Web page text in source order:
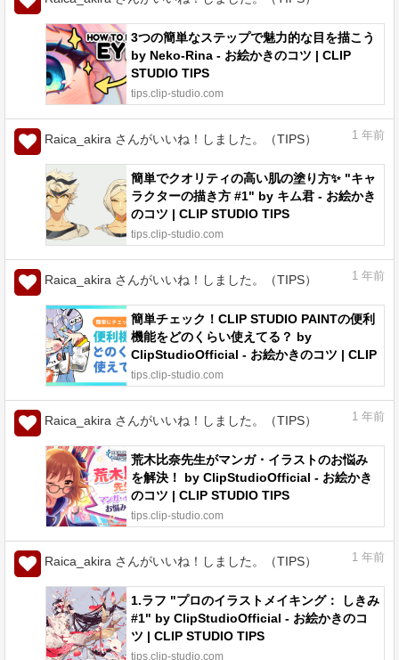
3つの簡単なステップで魅力的な目を描こう
by Neko-Rina - お絵かきのコツ | CLIP
STUDIO TIPS
tips.clip-studio.com
Raica_akira さんがいいね！しました。（TIPS） 1 年前
簡単でクオリティの高い肌の塗り方✨ "キャ
ラクターの描き方 #1" by キム君 - お絵かき
のコツ | CLIP STUDIO TIPS
tips.clip-studio.com
Raica_akira さんがいいね！しました。（TIPS） 1 年前
簡単チェック！CLIP STUDIO PAINTの便利
機能をどのくらい使えてる？ by
ClipStudioOfficial - お絵かきのコツ | CLIP
STUDIO TIPS
tips.clip-studio.com
Raica_akira さんがいいね！しました。（TIPS） 1 年前
荒木比奈先生がマンガ・イラストのお悩み
を解決！ by ClipStudioOfficial - お絵かき
のコツ | CLIP STUDIO TIPS
tips.clip-studio.com
Raica_akira さんがいいね！しました。（TIPS） 1 年前
1.ラフ "プロのイラストメイキング： しきみ
#1" by ClipStudioOfficial - お絵かきのコ
ツ | CLIP STUDIO TIPS
tips.clip-studio.com